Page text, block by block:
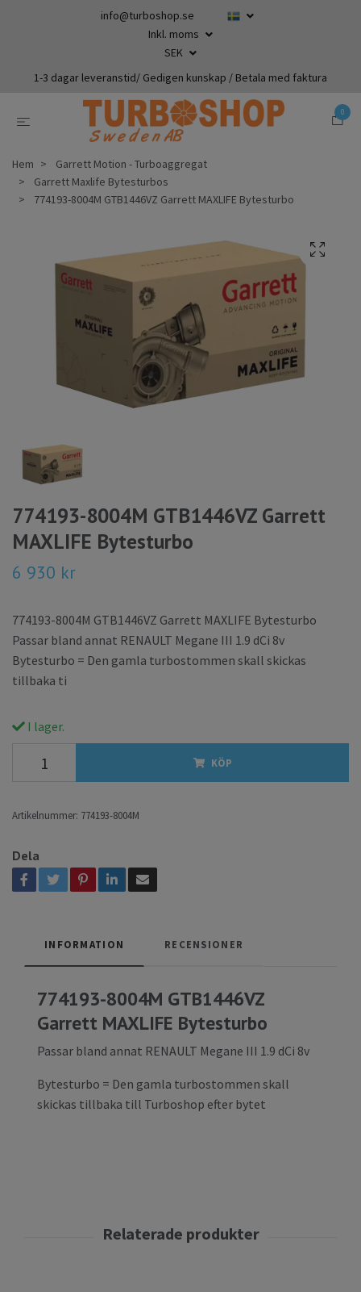
info@turboshop.se
Inkl. moms
SEK
1-3 dagar leveranstid/ Gedigen kunskap / Betala med faktura
0
Hem
Garrett Motion - Turboaggregat
Garrett Maxlife Bytesturbos
774193-8004M GTB1446VZ Garrett MAXLIFE Bytesturbo
774193-8004M GTB1446VZ Garrett
MAXLIFE Bytesturbo
6 930 kr
774193-8004M GTB1446VZ Garrett MAXLIFE Bytesturbo
Passar bland annat RENAULT Megane III 1.9 dCi 8v
Bytesturbo = Den gamla turbostommen skall skickas
tillbaka ti
I lager.
KÖP
Artikelnummer: 774193-8004M
Dela
INFORMATION RECENSIONER
774193-8004M GTB1446VZ
Garrett MAXLIFE Bytesturbo
Passar bland annat RENAULT Megane III 1.9 dCi 8v
Bytesturbo = Den gamla turbostommen skall
skickas tillbaka till Turboshop efter bytet